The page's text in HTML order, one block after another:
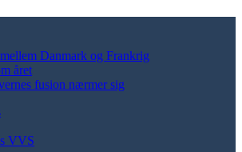
Danmark og Frankrig
året
fusion nærmer sig
VVS